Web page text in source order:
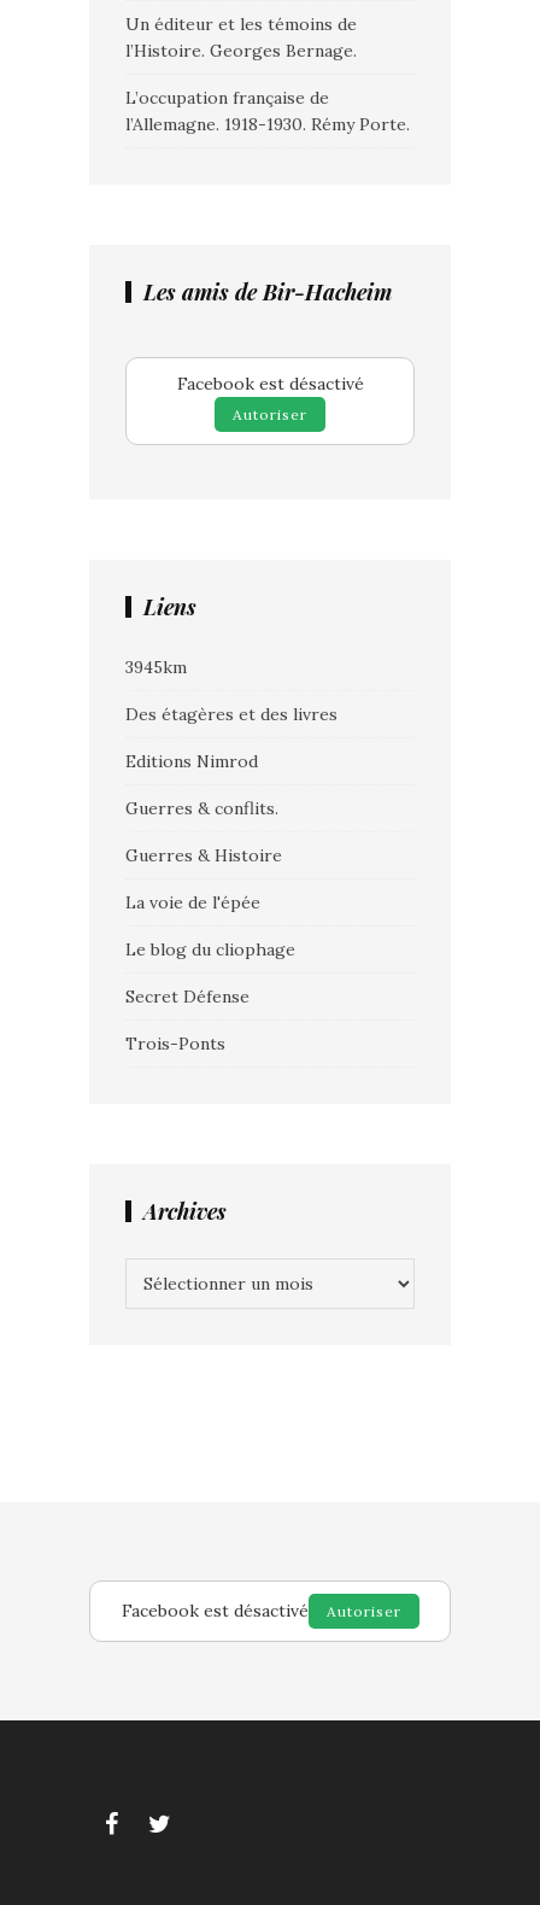
Un éditeur et les témoins de
l’Histoire. Georges Bernage.
L’occupation française de
l’Allemagne. 1918-1930. Rémy Porte.
Les amis de Bir-Hacheim
Facebook est désactivé
Autoriser
Liens
3945km
Des étagères et des livres
Editions Nimrod
Guerres & conflits.
Guerres & Histoire
La voie de l'épée
Le blog du cliophage
Secret Défense
Trois-Ponts
Archives
Facebook est désactivé Autoriser